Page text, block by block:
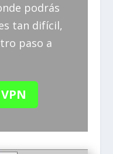
podrás
tan difícil,
paso a